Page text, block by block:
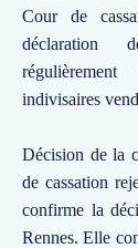
Cour de
déclaration
indivisaires
Décision de la
de cassation
confirme la
Rennes. Elle